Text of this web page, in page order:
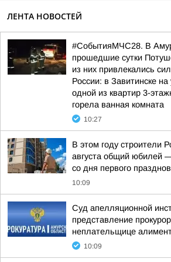
ЛЕНТА НОВОСТЕЙ
#СобытияМЧС28. В
прошедшие сутки
из них привлекались
России: в Завитинске
одной из квартир 3-
горела ванная комната
10:27
В этом году строители
августа общий юбилей
со дня первого
10:09
Суд апелляционной
представление
неплательщице
10:09